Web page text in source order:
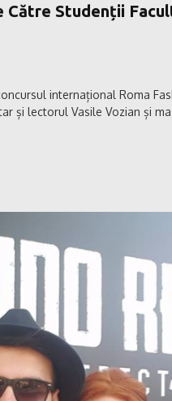
Către Studenții
internațional Roma
și lectorul Vasile Vozian și